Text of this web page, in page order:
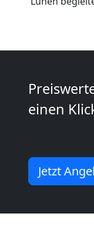
einen
Jetzt